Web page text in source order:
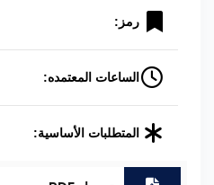
رمز:
الساعات المعتمده:
المتطلبات الأساسية: